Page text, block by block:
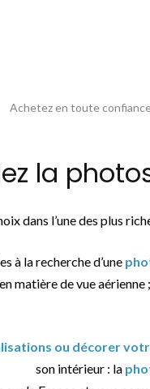
Achetez en toute
la
dans l’une des plus
à la recherche d’une
matière de vue
ou décorer
son intérieur : la